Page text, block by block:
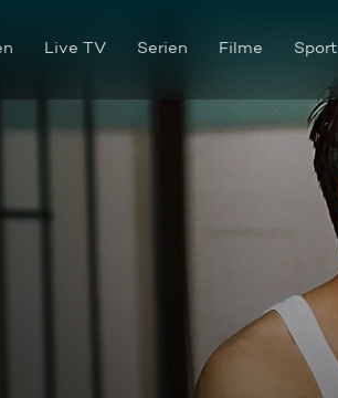
Live TV Serien Filme Sport